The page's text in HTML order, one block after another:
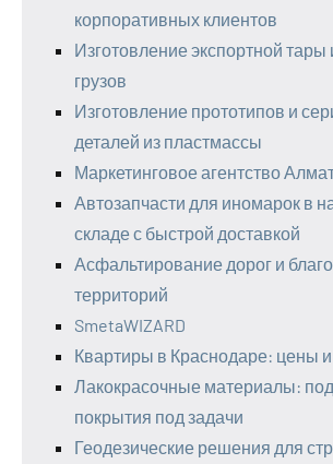
корпоративных клиентов
Изготовление экспортной
грузов
Изготовление прототипов и
деталей из пластмассы
Маркетинговое агентство
Автозапчасти для иномарок в
складе с быстрой доставкой
Асфальтирование дорог и
территорий
SmetaWIZARD
Квартиры в Краснодаре: цены
Лакокрасочные материалы:
покрытия под задачи
Геодезические решения для